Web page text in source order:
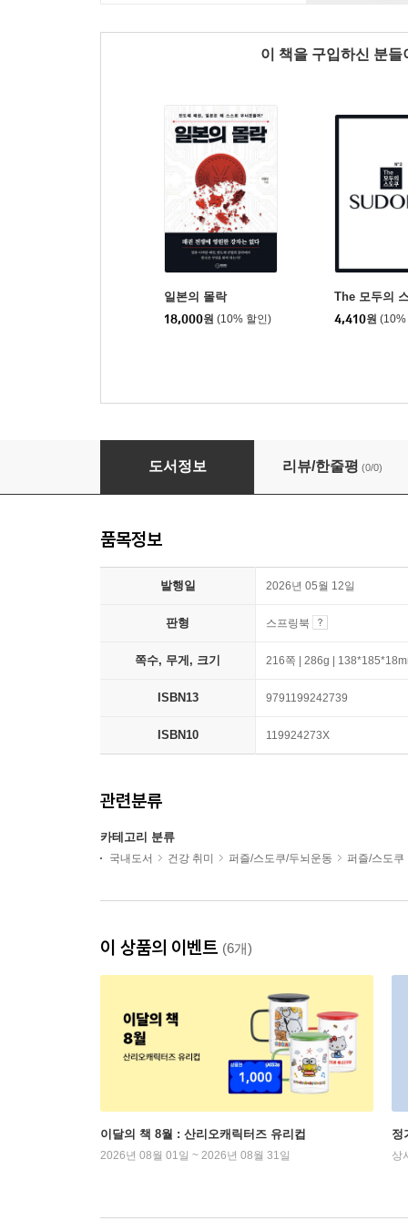
이 책을 구입하신 분
일본의 몰락
18,000원 (10% 할인)
The 모두의
4,410원 (10%
스도쿠 마니아 300 : 초급.중급
도서정보 리뷰/한줄평 (0/0)
품목정보
발행일 2026년 05월 12일
판형 스프링북
쪽수, 무게, 크기 216쪽 | 286g |
ISBN13 9791199242739
ISBN10 119924273X
관련분류
카테고리 분류
국내도서 건강 취미 퍼즐/스도쿠/두뇌운동 퍼즐/스도쿠
이 상품의 이벤트 (6개)
이달의 책 8월 : 산리오캐릭터즈 유리컵
2026년 08월 01일 ~ 2026년 08월 31일
정
상